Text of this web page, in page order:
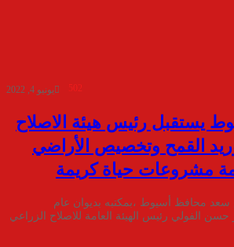
يونيو 4, 2022 502
يستقبل رئيس هيئة الاصلاح
القمح وتخصيص الأراضي
مشروعات حياة كريمة
سعد محافظ أسيوط ،بمكتبه بديوان عام
حسن الفولي رئيس الهيئة العامة للاصلاح الزراعي